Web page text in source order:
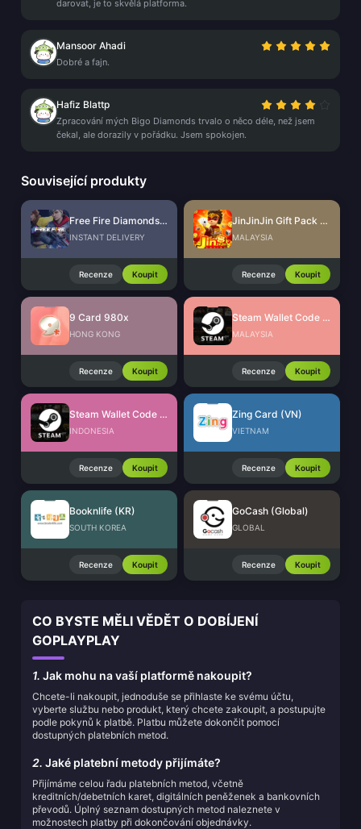
darovat, je to skvělá platforma.
Mansoor Ahadi
Dobré a fajn.
Hafiz Blattp
Zpracování mých Bigo Diamonds trvalo o něco déle, než jsem
čekal, ale dorazily v pořádku. Jsem spokojen.
Související produkty
Free Fire Diamonds EU + TR
INSTANT DELIVERY
Recenze Koupit
JinJinJin Gift Pack Redeem Code
MALAYSIA
Recenze Koupit
9 Card 980x
HONG KONG
Recenze Koupit
Steam Wallet Code (MYR)
MALAYSIA
Recenze Koupit
Steam Wallet Code (IDR)
INDONESIA
Recenze Koupit
Zing Card (VN)
VIETNAM
Recenze Koupit
Booknlife (KR)
SOUTH KOREA
Recenze Koupit
GoCash (Global)
GLOBAL
Recenze Koupit
CO BYSTE MĚLI VĚDĚT O DOBÍJENÍ
GOPLAYPLAY
1. Jak mohu na vaší platformě nakoupit?
Chcete-li nakoupit, jednoduše se přihlaste ke svému účtu,
vyberte službu nebo produkt, který chcete zakoupit, a postupujte
podle pokynů k platbě. Platbu můžete dokončit pomocí
dostupných platebních metod.
2. Jaké platební metody přijímáte?
Přijímáme celou řadu platebních metod, včetně
kreditních/debetních karet, digitálních peněženek a bankovních
převodů. Úplný seznam dostupných metod naleznete v
možnostech platby při dokončování objednávky.